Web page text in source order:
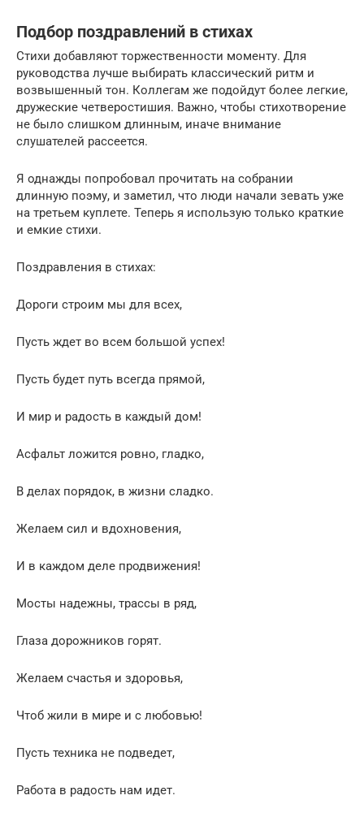
Подбор поздравлений в стихах
Стихи добавляют торжественности моменту. Для
руководства лучше выбирать классический ритм и
возвышенный тон. Коллегам же подойдут более легкие,
дружеские четверостишия. Важно, чтобы стихотворение
не было слишком длинным, иначе внимание
слушателей рассеется.
Я однажды попробовал прочитать на собрании
длинную поэму, и заметил, что люди начали зевать уже
на третьем куплете. Теперь я использую только краткие
и емкие стихи.
Поздравления в стихах:
Дороги строим мы для всех,
Пусть ждет во всем большой успех!
Пусть будет путь всегда прямой,
И мир и радость в каждый дом!
Асфальт ложится ровно, гладко,
В делах порядок, в жизни сладко.
Желаем сил и вдохновения,
И в каждом деле продвижения!
Мосты надежны, трассы в ряд,
Глаза дорожников горят.
Желаем счастья и здоровья,
Чтоб жили в мире и с любовью!
Пусть техника не подведет,
Работа в радость нам идет.